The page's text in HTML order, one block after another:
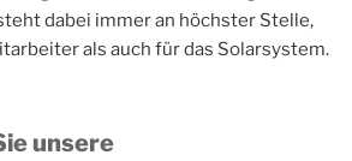
dabei immer an höchster Stelle,
als auch für das Solarsystem.
unsere